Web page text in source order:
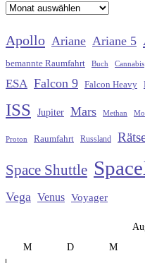
Archiv
Apollo Ariane Ariane 5
bemannte Raumfahrt Buch Cannabis
ESA Falcon 9 Falcon Heavy
ISS Jupiter Mars Methan
Proton Raumfahrt Russland
Space Shuttle
Vega Venus Voyager
M
D M